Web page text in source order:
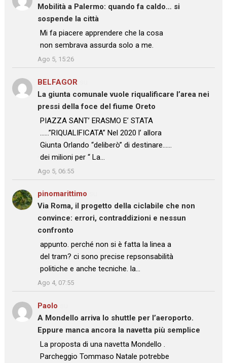
Mobilità a Palermo: quando fa caldo… si
sospende la città
: “Mi fa piacere apprendere che la cosa
non sembrava assurda solo a me.
”
Ago 5, 15:26
BELFAGOR
La giunta comunale vuole riqualificare l’area nei
pressi della foce del fiume Oreto
: “
PIAZZA SANT’ ERASMO E’ STATA
……”RIQUALIFICATA” Nel 2020 l’ allora
Giunta Orlando “deliberò” di destinare……
dei milioni per “ La…
”
Ago 5, 06:55
pinomarittimo
Via Roma, il progetto della ciclabile che non
convince: errori, contraddizioni e nessun
confronto
: “
appunto. perché non si è fatta la linea a
del tram? ci sono precise repsonsabilità
politiche e anche tecniche. la…
”
Ago 4, 07:55
Paolo
A Mondello arriva lo shuttle per l’aeroporto.
Eppure manca ancora la navetta più semplice
: “La proposta di una navetta Mondello .
Parcheggio Tommaso Natale potrebbe